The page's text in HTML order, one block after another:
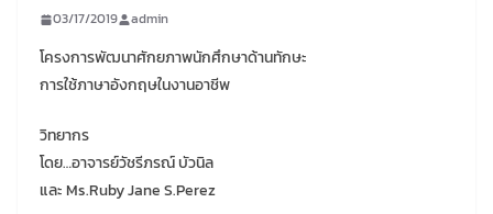
03/17/2019 admin
โครงการพัฒนาศักยภาพนักศึกษาด้านทักษะ
การใช้ภาษาอังกฤษในงานอาชีพ
วิทยากร
โดย…อาจารย์วัชรีภรณ์ บัวนิล
และ Ms.Ruby Jane S.Perez